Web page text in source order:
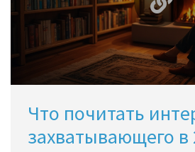
год и откройте для себя
литературные сокровища.
Что почитать
захватывающего в